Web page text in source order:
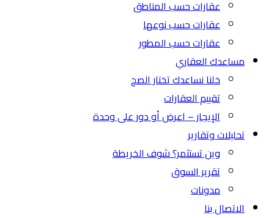
عقارات حسب المناطق
عقارات حسب نوعها
عقارات حسب المطور
مساعدك العقاري
خلنا نساعدك تختار الصح
تقييم العقارات
الإيجار – اعرض أو دور على وحدة
تحليلات وتقارير
وين تستثمر؟ شوف الخريطة
تقرير السوق
مدونات
الاتصال بنا